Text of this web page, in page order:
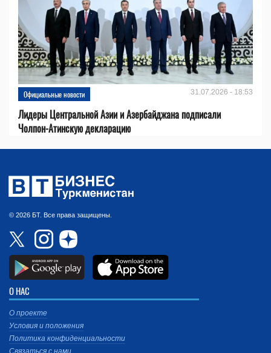
Официальные новости 31.07.2026 - 18:53
Лидеры Центральной Азии и Азербайджана подписали
Чолпон-Атинскую декларацию
© 2026 БТ. Все права защищены.
О НАС
О проекте
Условия и положения
Политика конфиденциальности
Связаться с нами